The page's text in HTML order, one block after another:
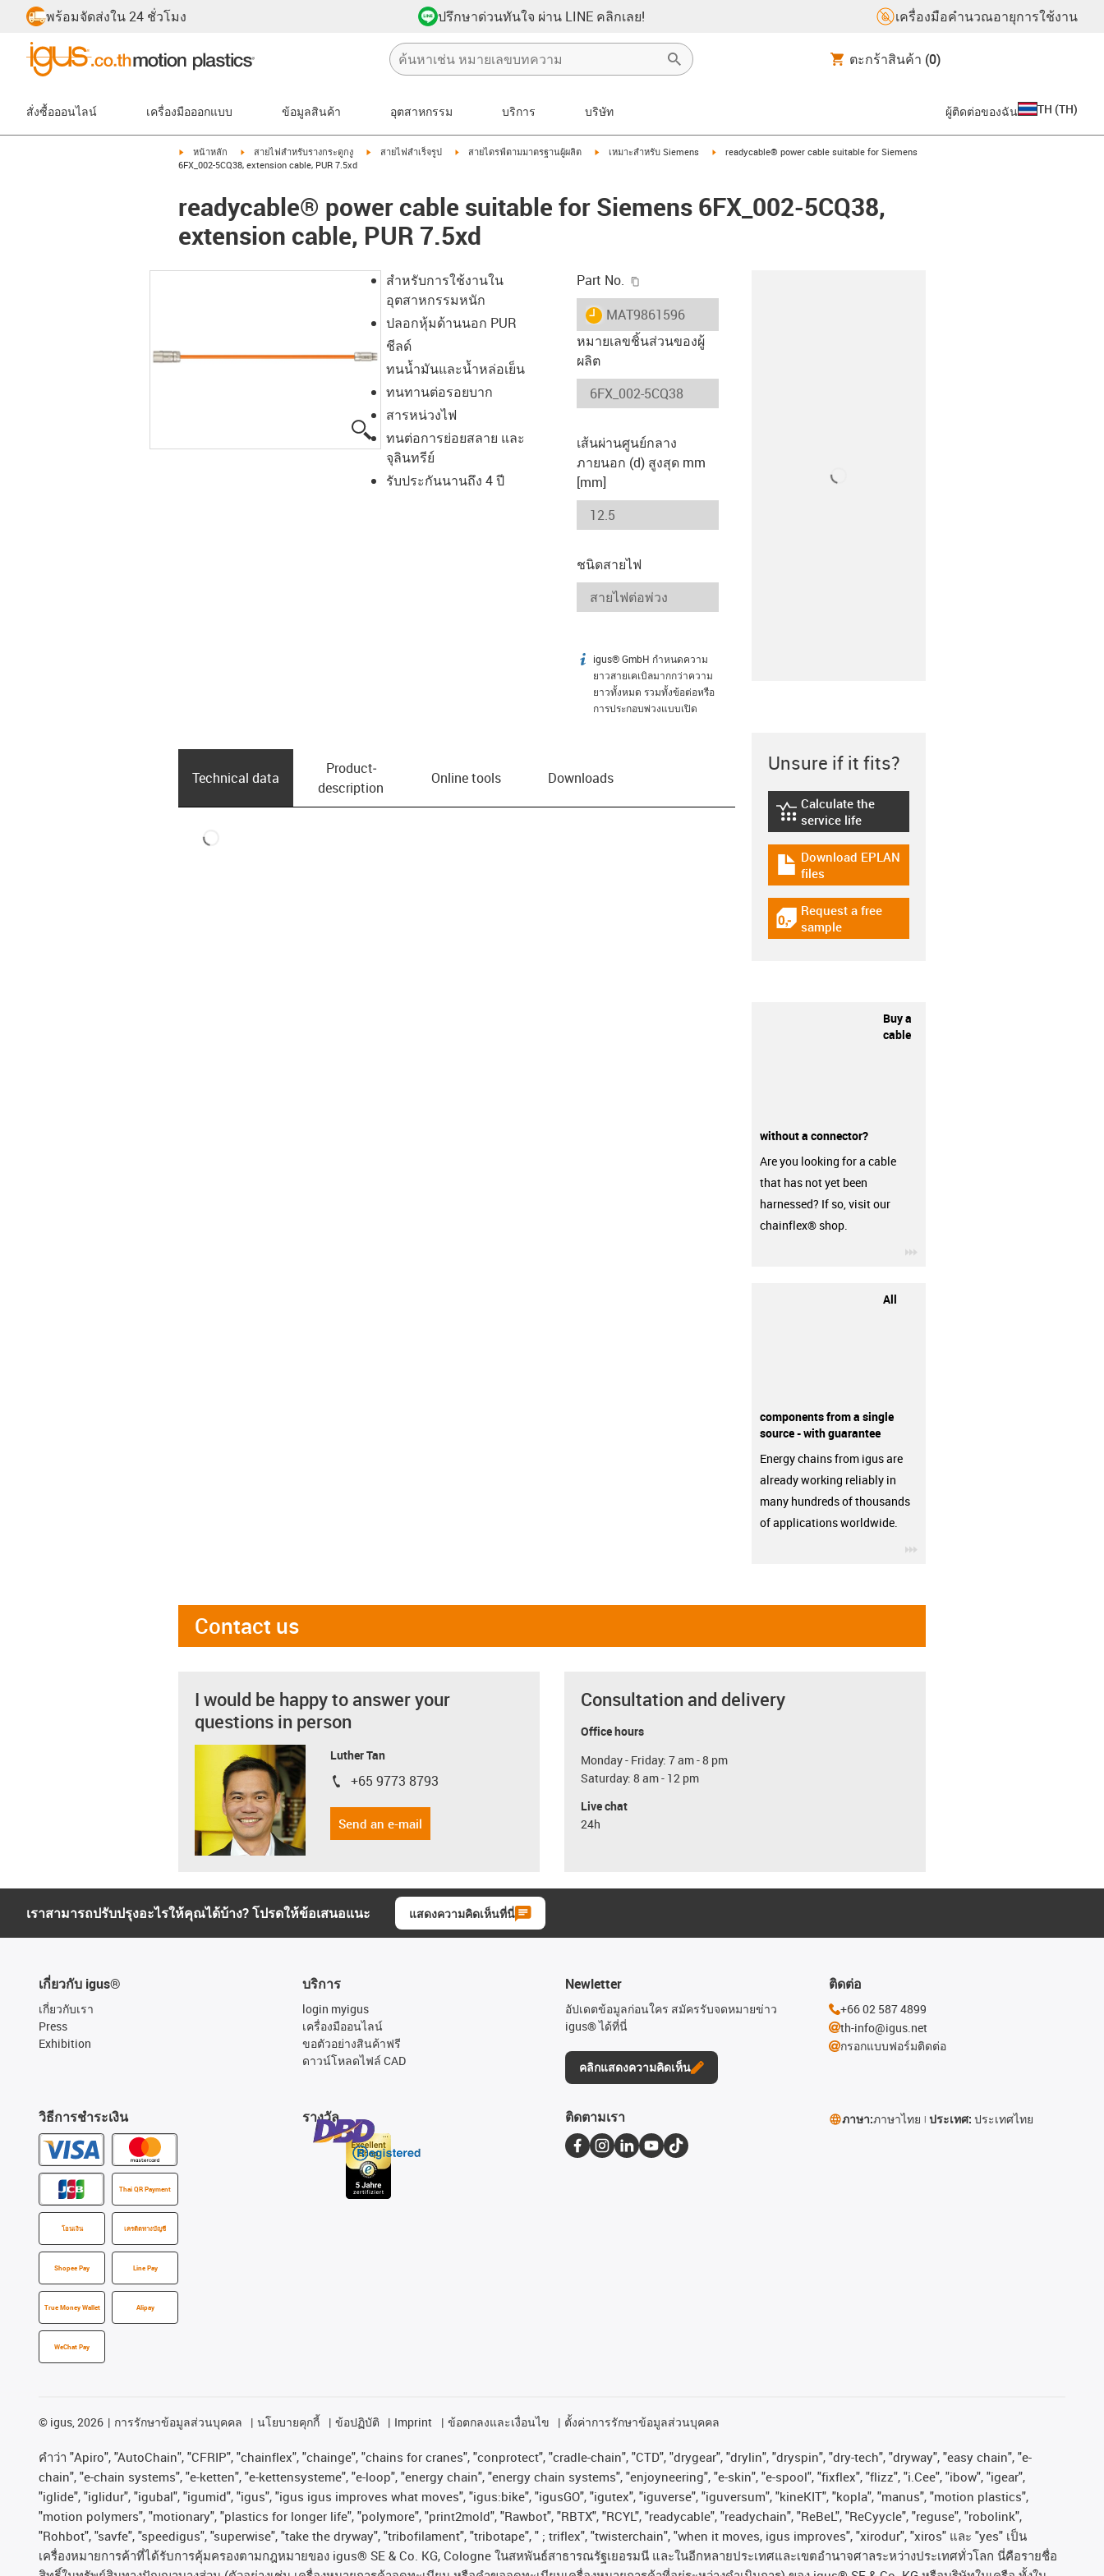
พร้อมจัดส่งใน 24 ชั่วโมง ปรึกษาด่วนทันใจ ผ่าน LINE คลิกเลย! เครื่องมือคำนวณอายุการใช้งาน
ตะกร้าสินค้า (0)
สั่งซื้อออนไลน์ เครื่องมือออกแบบ ข้อมูลสินค้า อุตสาหกรรม บริการ บริษัท ผู้ติดต่อของฉัน TH (TH)
igus-icon-arrow-right
หน้าหลัก igus-icon-arrow-right
สายไฟสำหรับรางกระดูกงู igus-icon-arrow-right
สายไฟสำเร็จรูป igus-icon-arrow-right
สายไดรฟ์ตามมาตรฐานผู้ผลิต igus-icon-arrow-right
เหมาะสำหรับ Siemens igus-icon-arrow-right
readycable® power cable suitable for Siemens
6FX_002-5CQ38, extension cable, PUR 7.5xd
readycable® power cable suitable for Siemens 6FX_002-5CQ38,
extension cable, PUR 7.5xd
สำหรับการใช้งานใน
อุตสาหกรรมหนัก
ปลอกหุ้มด้านนอก PUR
ชีลด์
ทนน้ำมันและน้ำหล่อเย็น
ทนทานต่อรอยบาก
สารหน่วงไฟ
ทนต่อการย่อยสลาย และ
จุลินทรีย์
รับประกันนานถึง 4 ปี
Part No.
igus-icon-lieferzeit
MAT9861596
หมายเลขชิ้นส่วนของผู้
ผลิต
เส้นผ่านศูนย์กลาง
ภายนอก (d) สูงสุด mm
[mm]
ชนิดสายไฟ
igus-icon-info
igus® GmbH กำหนดความ
ยาวสายเคเบิลมากกว่าความ
ยาวทั้งหมด รวมทั้งข้อต่อหรือ
การประกอบพ่วงแบบเปิด
Technical data
Product­
description
Online tools Downloads
Unsure if it fits?
igus-icon-lebensdauerrechner
Calculate the
service life
igus-icon-download-plan
Download EPLAN
files
igus-icon-gratismuster
Request a free
sample
Buy a
cable
without a connector?
Are you looking for a cable
that has not yet been
harnessed? If so, visit our
chainflex® shop.
All
components from a single
source - with guarantee
Energy chains from igus are
already working reliably in
many hundreds of thousands
of applications worldwide.
Contact us
I would be happy to answer your
questions in person
Luther Tan
igus-icon-phone
+65 9773 8793
Send an e-mail
Consultation and delivery
Office hours
Monday - Friday: 7 am - 8 pm
Saturday: 8 am - 12 pm
Live chat
24h
เราสามารถปรับปรุงอะไรให้คุณได้บ้าง? โปรดให้ข้อเสนอแนะ แสดงความคิดเห็นที่นี่
เกี่ยวกับ igus®
เกี่ยวกับเรา
Press
Exhibition
วิธีการชำระเงิน
Thai QR Payment
โอนเงิน เครดิตทางบัญชี
Shopee Pay Line Pay
True Money Wallet Alipay
WeChat Pay
บริการ
login myigus
เครื่องมืออนไลน์
ขอตัวอย่างสินค้าฟรี
ดาวน์โหลดไฟล์ CAD
รางวัล
Newletter
อัปเดตข้อมูลก่อนใคร สมัครรับจดหมายข่าว
igus® ได้ที่นี่
คลิกแสดงความคิดเห็น
ติดต่อ
+66 02 587 4899
th-info@igus.net
กรอกแบบฟอร์มติดต่อ
ติดตามเรา ภาษา:ภาษาไทย ประเทศ: ประเทศไทย
© igus, 2026 การรักษาข้อมูลส่วนบุคคล นโยบายคุกกี้ ข้อปฏิบัติ Imprint ข้อตกลงและเงื่อนไข ตั้งค่าการรักษาข้อมูลส่วนบุคคล
คําว่า "Apiro", "AutoChain", "CFRIP", "chainflex", "chainge", "chains for cranes", "conprotect", "cradle-chain", "CTD", "drygear", "drylin", "dryspin", "dry-tech", "dryway", "easy chain", "e-
chain", "e-chain systems", "e-ketten", "e-kettensysteme", "e-loop", "energy chain", "energy chain systems", "enjoyneering", "e-skin", "e-spool", "fixflex", "flizz", "i.Cee", "ibow", "igear",
"iglide", "iglidur", "igubal", "igumid", "igus", "igus igus improves what moves", "igus:bike", "igusGO", "igutex", "iguverse", "iguversum", "kineKIT", "kopla", "manus", "motion plastics",
"motion polymers", "motionary", "plastics for longer life", "polymore", "print2mold", "Rawbot", "RBTX", "RCYL", "readycable", "readychain", "ReBeL", "ReCyycle", "reguse", "robolink",
"Rohbot", "savfe", "speedigus", "superwise", "take the dryway", "tribofilament", "tribotape", " ; triflex", "twisterchain", "when it moves, igus improves", "xirodur", "xiros" และ "yes" เป็น
เครื่องหมายการค้าที่ได้รับการคุ้มครองตามกฎหมายของ igus® SE & Co. KG, Cologne ในสหพันธ์สาธารณรัฐเยอรมนี และในอีกหลายประเทศและเขตอํานาจศาลระหว่างประเทศทั่วโลก นี่คือรายชื่อ